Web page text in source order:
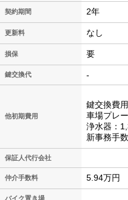
契約期間 2年
更新料 なし
損保 要
鍵交換代 -
他初期費用
鍵交換費
車場プレ
浄水器：
新事務手
保証人代行会社
仲介手数料 5.94万円
バイク置き場